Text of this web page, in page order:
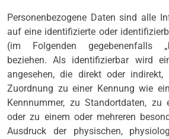
Personenbezogene Daten sind alle
auf eine identifizierte oder
(im Folgenden gegebenenfalls
beziehen. Als identifizierbar wird
angesehen, die direkt oder indirekt,
Zuordnung zu einer Kennung wie
Kennnummer, zu Standortdaten, zu
oder zu einem oder mehreren
Ausdruck der physischen,